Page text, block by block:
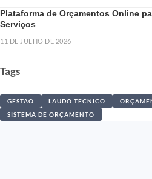
Plataforma de Orçamentos Online
Serviços
11 DE JULHO DE 2026
Tags
GESTÃO LAUDO TÉCNICO
SISTEMA DE ORÇAMENTO